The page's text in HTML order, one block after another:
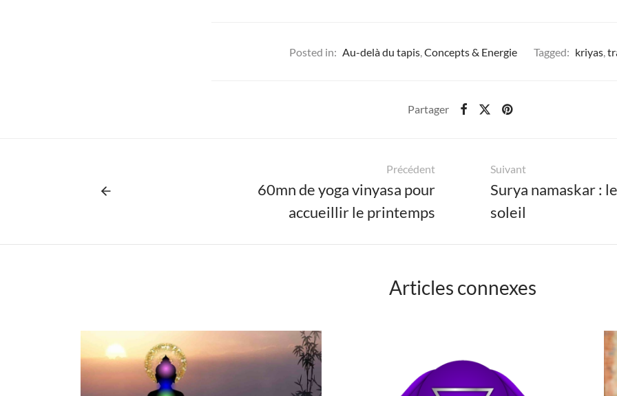
Posted in: Au-delà du tapis Concepts & Energie Tagged: kriyas
Partager
Précédent
60mn de yoga vinyasa pour
accueillir le printemps
Suivant
Surya namaskar :
soleil
Articles connexes